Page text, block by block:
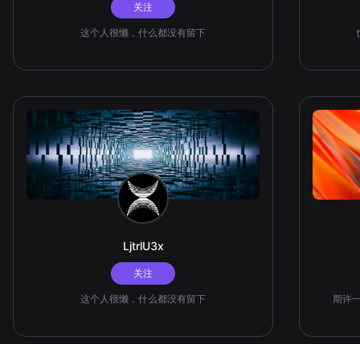
关注
这个人很懒，什么都没有留下
LjtrlU3x
关注
这个人很懒，什么都没有留下 期许